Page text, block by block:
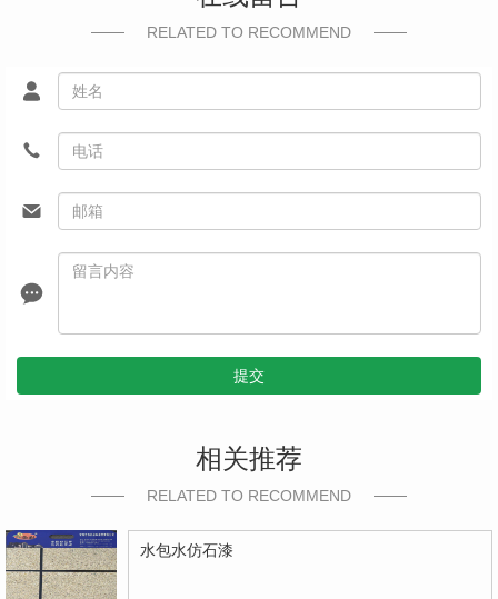
RELATED TO RECOMMEND
提交
相关推荐
RELATED TO RECOMMEND
水包水仿石漆